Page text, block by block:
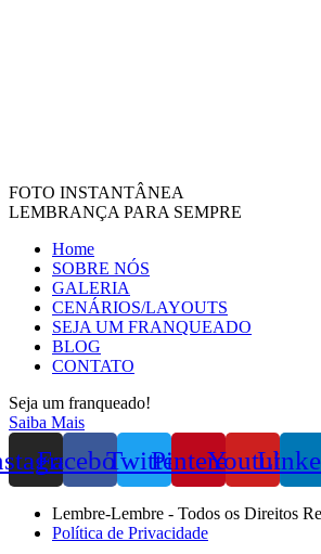
FOTO INSTANTÂNEA
LEMBRANÇA PARA SEMPRE
Home
SOBRE NÓS
GALERIA
CENÁRIOS/LAYOUTS
SEJA UM FRANQUEADO
BLOG
CONTATO
Seja um franqueado!
Saiba Mais
FacebookTwitterPinterestYoutube
Lembre-Lembre - Todos os Direitos
Política de Privacidade